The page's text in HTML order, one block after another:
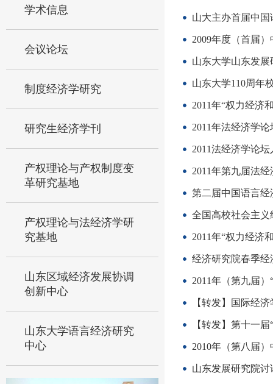
学术信息
会议论坛
制度经济学研究
研究生经济学刊
产权理论与产权制度变
革研究基地
产权理论与法经济学研
究基地
山东区域经济发展协调
创新中心
山东大学语言经济研究
中心
山大主办首届中
2009年度（首届
山东大学山东发
山东大学110周年
2011年“权力经济
2011年法经济学
2011法经济学论
2011年第九届法
第二届中国语言经
全国高校社会主义
2011年“权力经济
经济研究院春季
2011年（第九届
【转发】国际经
【转发】第十一
2010年（第八届
山东发展研究院